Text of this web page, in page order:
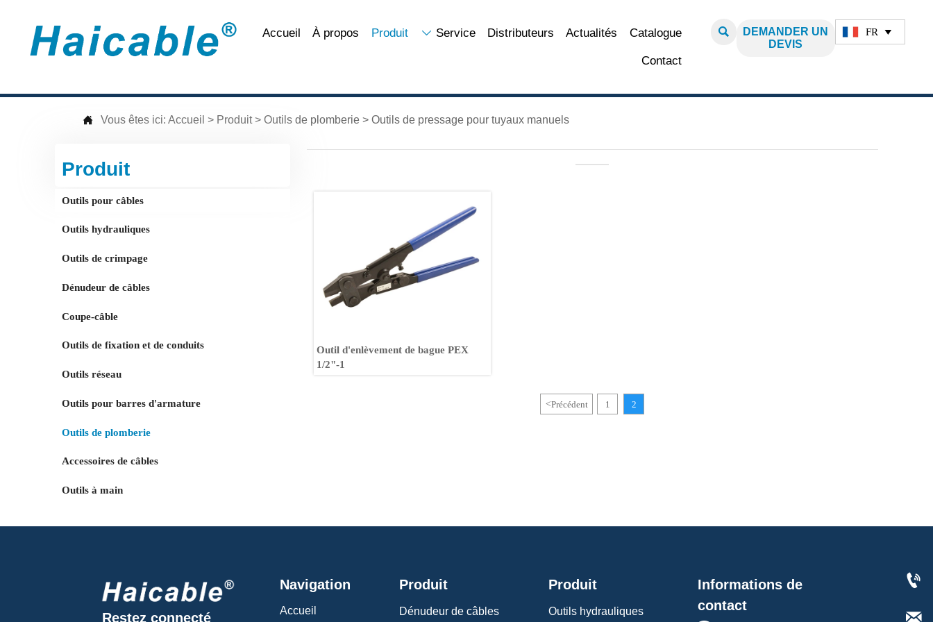
Accueil À propos Produit  Service Distributeurs Actualités Catalogue
Contact

DEMANDER UN
DEVIS
FR 
 Vous êtes ici:Accueil > Produit>Outils de plomberie >Outils de pressage pour tuyaux manuels
Produit
Outils pour câbles
Outils hydrauliques
Outils de crimpage
Dénudeur de câbles
Coupe-câble
Outils de fixation et de conduits
Outils réseau
Outils pour barres d'armature
Outils de plomberie
Accessoires de câbles
Outils à main
———
Outil d'enlèvement de bague PEX
1/2"-1
<Précédent 1 2
Restez connecté
Navigation
Accueil
Produit
Dénudeur de câbles
Produit
Outils hydrauliques
Informations de
contact

